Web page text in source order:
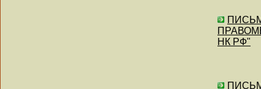
НК РФ"